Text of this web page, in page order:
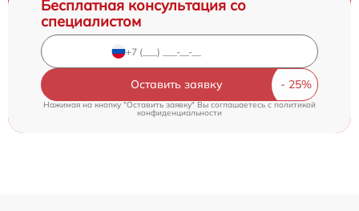
Бесплатная консультация со
специалистом
Оставить заявку
Нажимая на кнопку "Оставить заявку" Вы соглашаетесь c политикой
конфиденциальности